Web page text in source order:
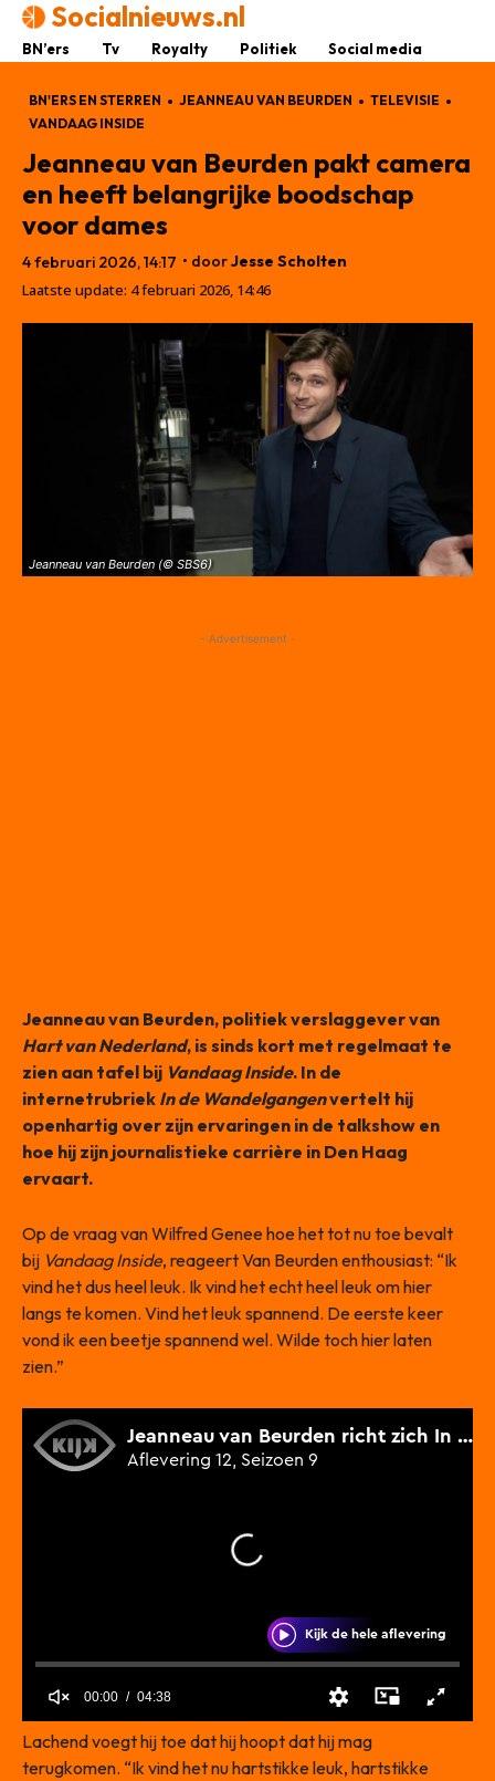
Socialnieuws.nl
BN’ers Tv Royalty Politiek Social media
BN'ERS EN STERREN JEANNEAU VAN BEURDEN
TELEVISIE
VANDAAG INSIDE
Jeanneau van Beurden pakt camera
en heeft belangrijke boodschap
voor dames
4 februari 2026, 14:17 • doorJesse Scholten
Laatste update: 4 februari 2026, 14:46
Jeanneau van Beurden (© SBS6)
- Advertisement -
Jeanneau van Beurden, politiek verslaggever van
Hart van Nederland, is sinds kort met regelmaat te
zien aan tafel bij Vandaag Inside. In de
internetrubriek In de Wandelgangenvertelt hij
openhartig over zijn ervaringen in de talkshow en
hoe hij zijn journalistieke carrière in Den Haag
ervaart.
Op de vraag van Wilfred Genee hoe het tot nu toe bevalt
bij Vandaag Inside, reageert Van Beurden enthousiast: “Ik
vind het dus heel leuk. Ik vind het echt heel leuk om hier
langs te komen. Vind het leuk spannend. De eerste keer
vond ik een beetje spannend wel. Wilde toch hier laten
zien.”
Lachend voegt hij toe dat hij hoopt dat hij mag
terugkomen. “Ik vind het nu hartstikke leuk, hartstikke